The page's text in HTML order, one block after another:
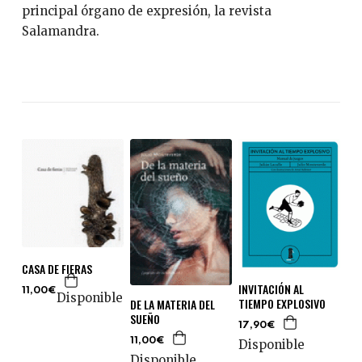
principal órgano de expresión, la revista
Salamandra.
CASA DE FIERAS
11,00€Disponible DE LA MATERIA DEL
SUEÑO
11,00€
INVITACIÓN AL
TIEMPO EXPLOSIVO
17,90€
Disponible